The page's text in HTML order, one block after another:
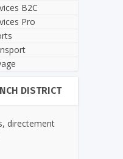
B2C
Pro
DISTRICT
directement